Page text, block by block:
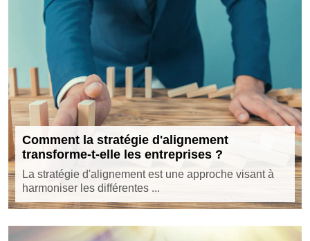
Comment la stratégie d'alignement
transforme-t-elle les entreprises ?
La stratégie d'alignement est une approche visant à
harmoniser les différentes ...